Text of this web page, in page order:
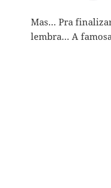
Mas… Pra
lembra… A